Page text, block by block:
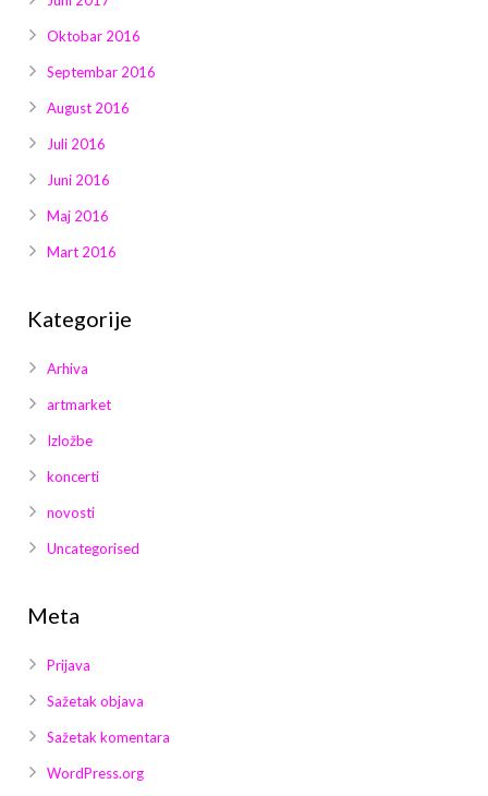
Oktobar 2016
Septembar 2016
August 2016
Juli 2016
Juni 2016
Maj 2016
Mart 2016
Kategorije
Arhiva
artmarket
Izložbe
koncerti
novosti
Uncategorised
Meta
Prijava
Sažetak objava
Sažetak komentara
WordPress.org